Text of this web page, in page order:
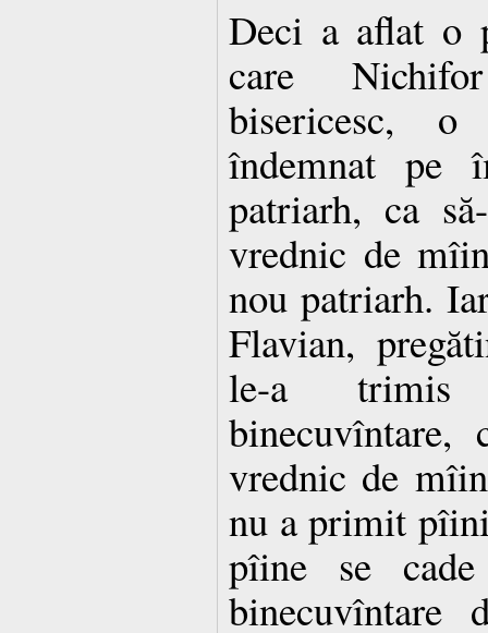
Deci a aflat o
care
bisericesc,
îndemnat pe
patriarh, ca
vrednic de
nou patriarh.
Flavian,
le-a trimis
vrednic de
nu a primit
pîine se
binecuvîntare